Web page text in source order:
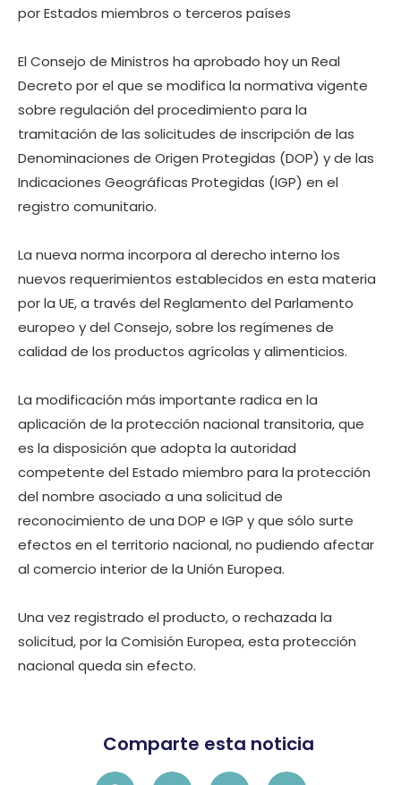
por Estados miembros o terceros países
El Consejo de Ministros ha aprobado hoy un Real
Decreto por el que se modifica la normativa vigente
sobre regulación del procedimiento para la
tramitación de las solicitudes de inscripción de las
Denominaciones de Origen Protegidas (DOP) y de las
Indicaciones Geográficas Protegidas (IGP) en el
registro comunitario.
La nueva norma incorpora al derecho interno los
nuevos requerimientos establecidos en esta materia
por la UE, a través del Reglamento del Parlamento
europeo y del Consejo, sobre los regímenes de
calidad de los productos agrícolas y alimenticios.
La modificación más importante radica en la
aplicación de la protección nacional transitoria, que
es la disposición que adopta la autoridad
competente del Estado miembro para la protección
del nombre asociado a una solicitud de
reconocimiento de una DOP e IGP y que sólo surte
efectos en el territorio nacional, no pudiendo afectar
al comercio interior de la Unión Europea.
Una vez registrado el producto, o rechazada la
solicitud, por la Comisión Europea, esta protección
nacional queda sin efecto.
Comparte esta noticia